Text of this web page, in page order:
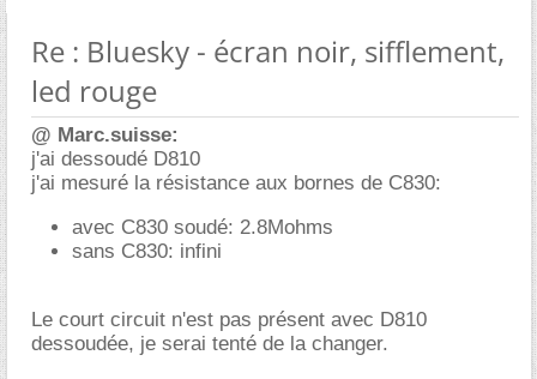
Re : Bluesky - écran noir, sifflement,
led rouge
@ Marc.suisse:
j'ai dessoudé D810
j'ai mesuré la résistance aux bornes de C830:
avec C830 soudé: 2.8Mohms
sans C830: infini
Le court circuit n'est pas présent avec D810
dessoudée, je serai tenté de la changer.